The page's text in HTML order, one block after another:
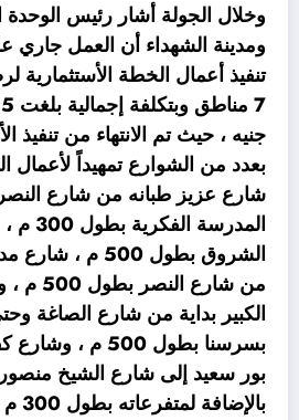
وخلال الجولة أشار رئيس الوحدة
ومدينة الشهداء أن العمل
تنفيذ أعمال الخطة
جنيه ، حيث تم الانتهاء من تنفيذ
بعدد من الشوارع تمهيداً
شارع عزيز طبانه من شارع
الشروق بطول 500
من شارع
الكبير بداية من شارع الصاغة
بسرسنا بطول 500
بالإضافة لمتفرعاته بطول 300 م تقريباً .